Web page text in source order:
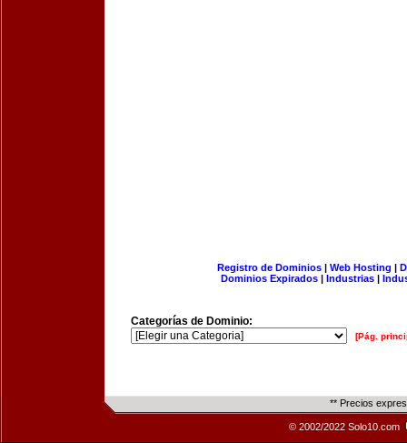
Registro de Dominios| Web Hosting |
Dominios Expirados | Industrias |
Categorías de Dominio:
[Pág.
** Precios
© 2002/2022 Solo10.com